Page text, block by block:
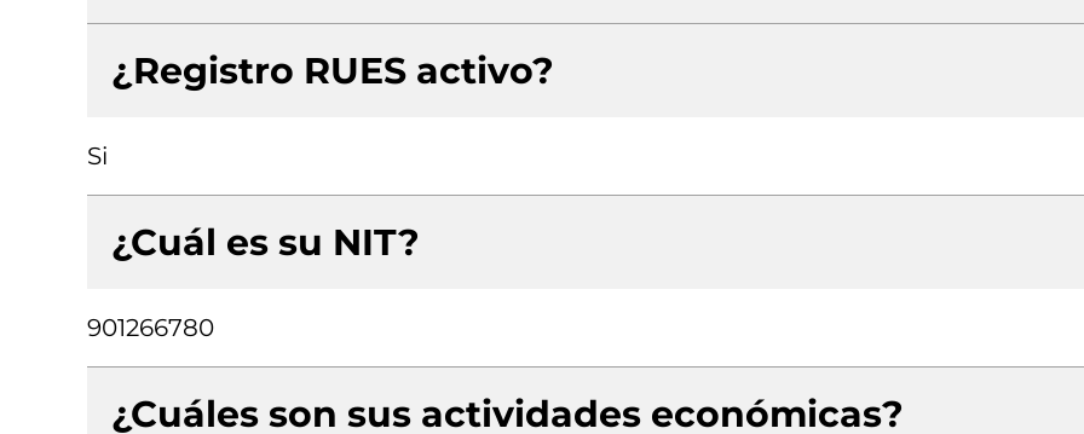
¿Registro RUES activo?
Si
¿Cuál es su NIT?
901266780
¿Cuáles son sus actividades económicas?